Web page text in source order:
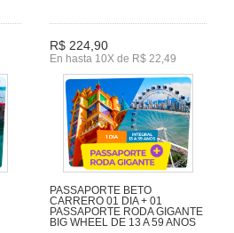
R$ 224,90
En hasta 10X de R$ 22,49
PASSAPORTE BETO
CARRERO 01 DIA + 01
PASSAPORTE RODA GIGANTE
BIG WHEEL DE 13 A 59 ANOS